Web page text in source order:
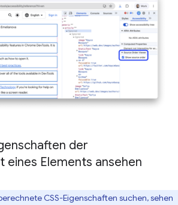
der
eines Elements ansehen
CSS-Eigenschaften suchen, sehen